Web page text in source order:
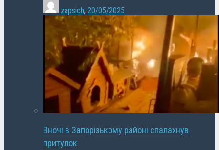
zapsich, 20/05/2025
Вночі в Запорізькому районі спалахнув
притулок